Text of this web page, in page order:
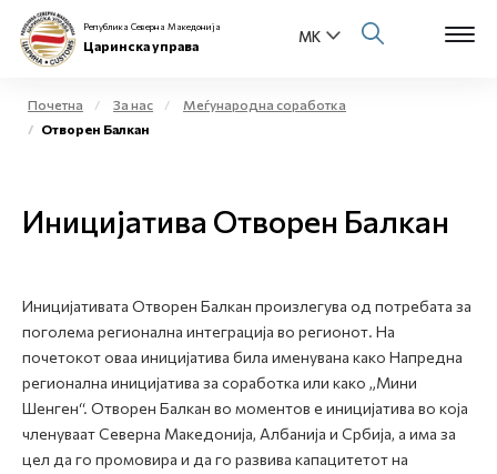
Физички лица
Open
Е-Царина
Open
Медиа центар
Контакт
Република Северна Македонија
Царинска управа
Почетна За нас
Меѓународна соработка
Отворен Балкан
Иницијатива Отворен Балкан
Иницијативата Отворен Балкан произлегува од потребата за
поголема регионална интеграција во регионот. На
почетокот оваа иницијатива била именувана како Напредна
регионална иницијатива за соработка или како „Мини
Шенген“. Отворен Балкан во моментов е иницијатива во која
членуваат Северна Македонија, Албанија и Србија, а има за
цел да го промовира и да го развива капацитетот на